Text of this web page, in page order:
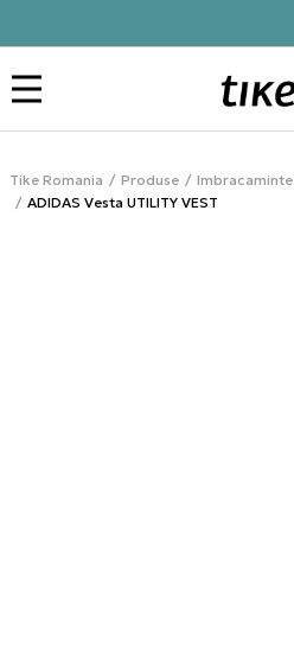
Tike Romania Produse Imbracaminte
ADIDAS Vesta UTILITY VEST